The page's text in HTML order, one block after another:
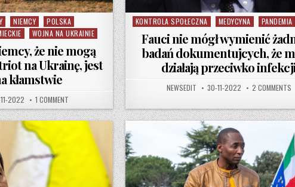
NIEMCY
POLSKA
WOJNA NA UKRAINIE
że nie mogą
na Ukrainę, jest
kłamstwie
DATE:
2022 1 COMMENT ON TWIERDZENIE NIEMCY, ŻE NIE MOGĄ WYSŁAĆ RAKIET PATRIOT NA UKRAINĘ,
Posted in
KONTROLA SPOŁECZNA MEDYCYNA PANDEMIA
Fauci nie mógł wymienić
badań dokumentujcych, że
działają przeciwko
AUTHOR:
NEWSEDIT PUBLISHED DATE:
30-11-2022 2 COMMENTS